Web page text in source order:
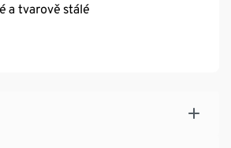
a tvarově stálé
materiálu single jersey